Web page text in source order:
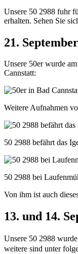
Unsere 50 2988 fuhr
erhalten. Sehen Sie
21.
Unsere 50er wurde
Cannstatt:
Weitere Aufnahmen
50 2988 befährt das
50 2988 bei
Von ihm ist auch
13. und 14.
Unsere 50 2988
weitere sind unter